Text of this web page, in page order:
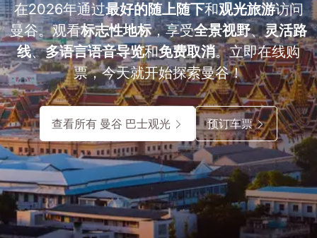
在2026年通过最好的随上随下和观光旅游访问
曼谷。观看标志性地标，享受全景视野、灵活路
线、多语言语音导览和免费取消。立即在线购
票，今天就开始探索曼谷！
查看所有 曼谷 巴士观光 预订车票